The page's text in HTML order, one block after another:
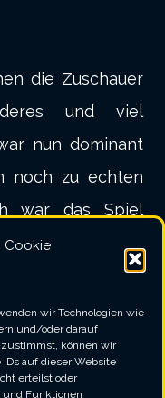
Cookie
wir Technologien wie
und/oder darauf
können wir
auf dieser Website
erteilst oder
Funktionen
die Zuschauer
und viel
nun dominant
noch zu echten
war das Spiel
nach der Pause
wurde der
Abschnitt nur
der Rest